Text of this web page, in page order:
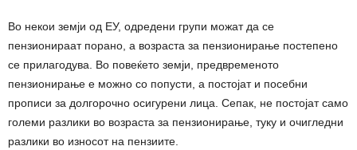
Во некои земји од ЕУ, одредени групи можат да се
пензионираат порано, а возраста за пензионирање постепено
се прилагодува. Во повеќето земји, предвременото
пензионирање е можно со попусти, а постојат и посебни
прописи за долгорочно осигурени лица. Сепак, не постојат само
големи разлики во возраста за пензионирање, туку и очигледни
разлики во износот на пензиите.